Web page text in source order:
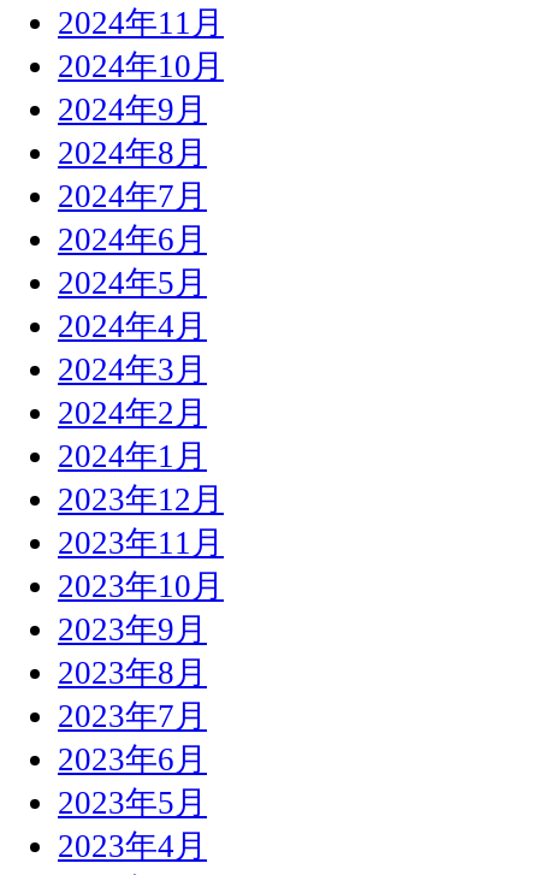
2024年11月
2024年10月
2024年9月
2024年8月
2024年7月
2024年6月
2024年5月
2024年4月
2024年3月
2024年2月
2024年1月
2023年12月
2023年11月
2023年10月
2023年9月
2023年8月
2023年7月
2023年6月
2023年5月
2023年4月